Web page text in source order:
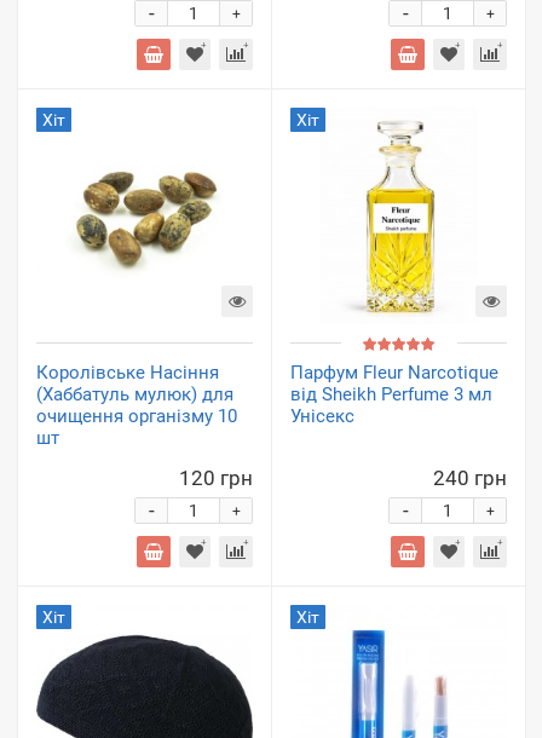
+
- +
-
Хіт
Королівське Насіння
(Хаббатуль мулюк) для
очищення організму 10
шт
120 грн
+
-
Хіт
Парфум Fleur Narcotique
від Sheikh Perfume 3 мл
Унісекс
240 грн
+
-
Хіт Хіт